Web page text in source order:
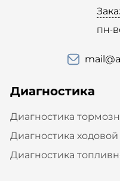
ПН-
Диагностика
Диагностика
Диагностика ходовой
Диагностика